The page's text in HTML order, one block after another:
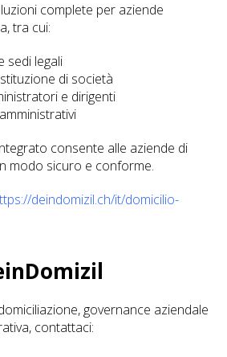
complete per aziende
tra cui:
sedi legali
di società
e dirigenti
consente alle aziende di
modo sicuro e conforme.
deindomizil.ch/it/domicilio-
governance aziendale
contattaci: